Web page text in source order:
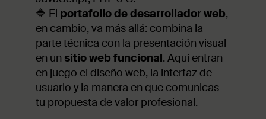
🔷 El portafolio de desarrollador web,
en cambio, va más allá: combina la
parte técnica con la presentación visual
en un sitio web funcional. Aquí entran
en juego el diseño web, la interfaz de
usuario y la manera en que comunicas
tu propuesta de valor profesional.